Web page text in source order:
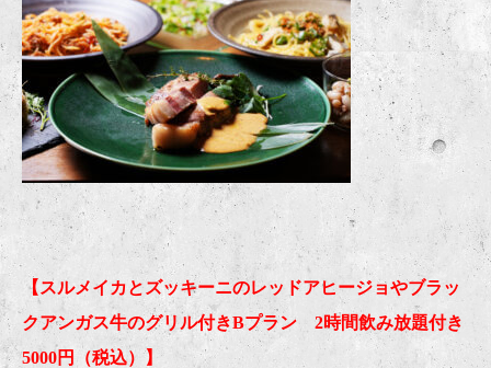
【スルメイカとズッキーニのレッドアヒージョやブラッ
クアンガス牛のグリル付きBプラン 2時間飲み放題付き
5000円（税込）】